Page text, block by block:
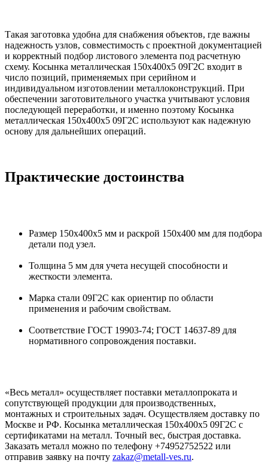
Такая заготовка удобна для снабжения объектов, где важны
надежность узлов, совместимость с проектной документацией
и корректный подбор листового элемента под расчетную
схему. Косынка металлическая 150х400х5 09Г2С входит в
число позиций, применяемых при серийном и
индивидуальном изготовлении металлоконструкций. При
обеспечении заготовительного участка учитывают условия
последующей переработки, и именно поэтому Косынка
металлическая 150х400х5 09Г2С используют как надежную
основу для дальнейших операций.
Практические достоинства
Размер 150х400х5 мм и раскрой 150х400 мм для подбора
детали под узел.
Толщина 5 мм для учета несущей способности и
жесткости элемента.
Марка стали 09Г2С как ориентир по области
применения и рабочим свойствам.
Соответствие ГОСТ 19903-74; ГОСТ 14637-89 для
нормативного сопровождения поставки.
«Весь металл» осуществляет поставки металлопроката и
сопутствующей продукции для производственных,
монтажных и строительных задач. Осуществляем доставку по
Москве и РФ. Косынка металлическая 150х400х5 09Г2С с
сертификатами на металл. Точный вес, быстрая доставка.
Заказать металл можно по телефону +74952752522 или
отправив заявку на почту zakaz@metall-ves.ru.